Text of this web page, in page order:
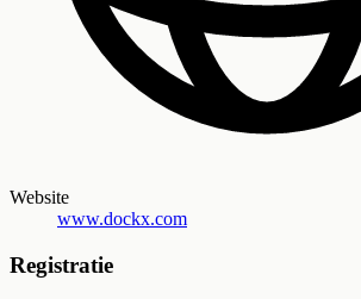
Website
www.dockx.com
Registratie